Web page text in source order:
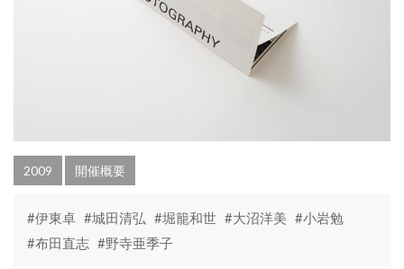
2009 開催概要
#伊東卓 #城田清弘 #堀籠和世 #大沼洋美 #小岩勉
#布田直志 #野寺亜季子